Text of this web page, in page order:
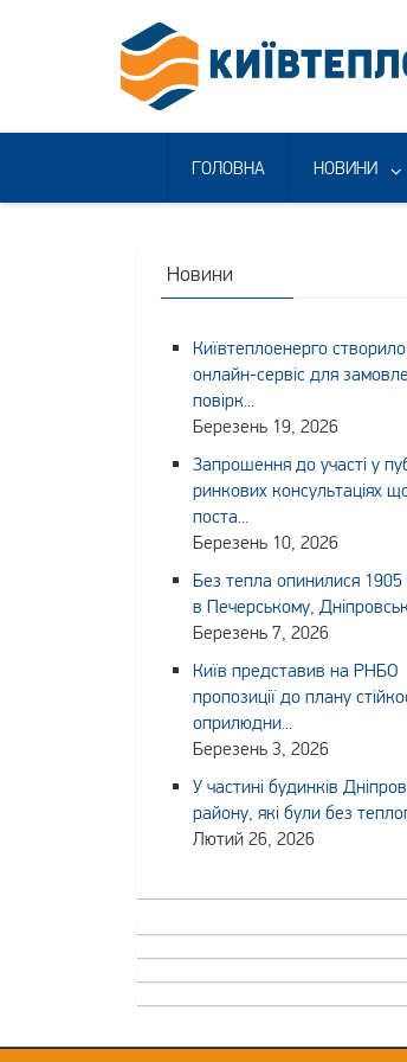
ГОЛОВНА НОВИНИ
Новини
Київтеплоенерго
онлайн-сервіс для
повірк...
Березень 19, 2026
Запрошення до участі у
ринкових консультаціях
поста...
Березень 10, 2026
Без тепла опинилися 1905
в Печерському,
Березень 7, 2026
Київ представив на РНБО
пропозиції до плану
оприлюдни...
Березень 3, 2026
У частині будинків
району, які були без
Лютий 26, 2026